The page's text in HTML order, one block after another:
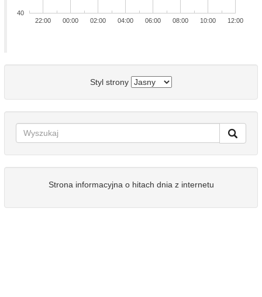
22:00 00:00 02:00 04:00 06:00 08:00 10:00 12:00
40
Styl strony
Strona informacyjna o hitach dnia z internetu